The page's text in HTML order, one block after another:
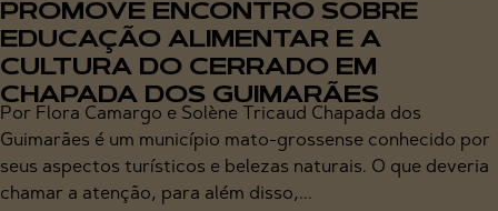
PROMOVE ENCONTRO SOBRE
EDUCAÇÃO ALIMENTAR E A
CULTURA DO CERRADO EM
CHAPADA DOS GUIMARÃES
Por Flora Camargo e Solène Tricaud Chapada dos
Guimarães é um município mato-grossense conhecido por
seus aspectos turísticos e belezas naturais. O que deveria
chamar a atenção, para além disso,...